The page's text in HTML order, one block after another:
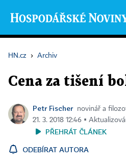
HN.cz › Archiv
Cena za tišení
Petr Fischer
novinář a
21. 3. 2018 12:46 ▪
PŘEHRÁT ČLÁNEK
ODEBÍRAT AUTORA